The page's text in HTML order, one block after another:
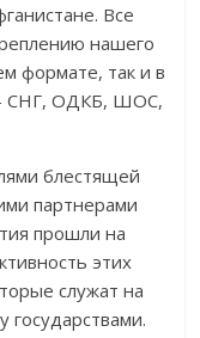
Все
нашего
формате, так и в
– СНГ, ОДКБ, ШОС,
блестящей
партнерами
прошли на
этих
служат на